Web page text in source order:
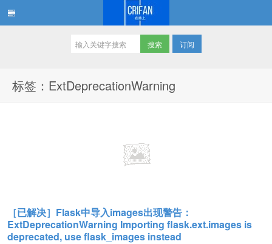
订阅
标签：ExtDeprecationWarning
［已解决］Flask中导入images出现警告：
ExtDeprecationWarning Importing flask.ext.images is
deprecated, use flask_images instead